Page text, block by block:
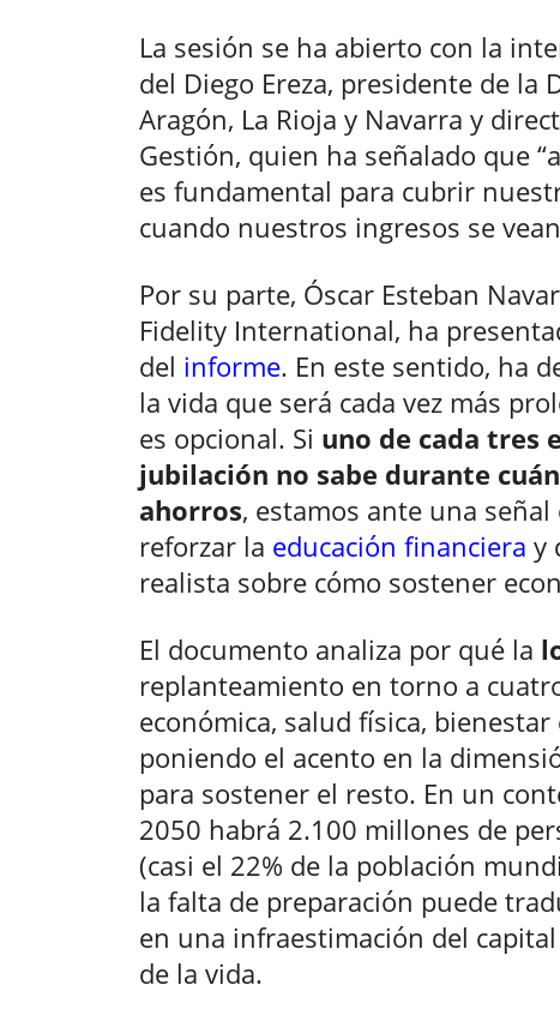
La sesión se ha abierto con la
del Diego Ereza, presidente de la
Aragón, La Rioja y Navarra y
Gestión, quien ha señalado que
es fundamental para cubrir
cuando nuestros ingresos se
Por su parte, Óscar Esteban
Fidelity International, ha
del informe. En este sentido, ha
la vida que será cada vez más
es opcional. Si uno de cada tres
jubilación no sabe durante
ahorros, estamos ante una
reforzar la educación financiera y
realista sobre cómo sostener
El documento analiza por qué la
replanteamiento en torno a
económica, salud física,
poniendo el acento en la
para sostener el resto. En un
2050 habrá 2.100 millones de
(casi el 22% de la población
la falta de preparación puede
en una infraestimación del
de la vida.